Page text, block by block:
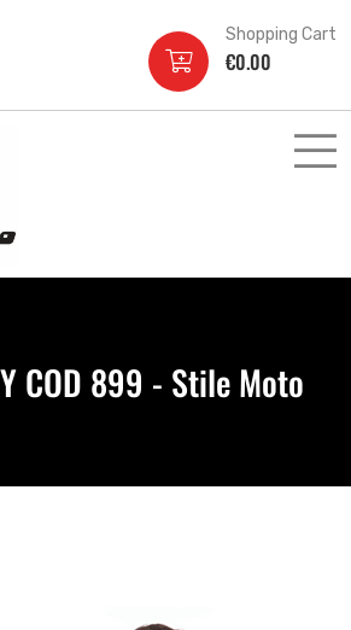
Shopping Cart
€0.00
COD 899 - Stile Moto